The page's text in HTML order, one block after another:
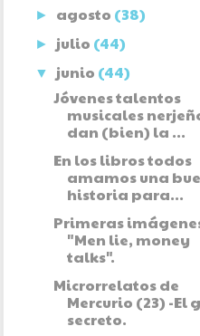
► agosto (38)
► julio (44)
▼ junio (44)
Jóvenes talentos
musicales
dan (bien) la ...
En los libros todos
amamos una
historia para...
Primeras
"Men lie, money
talks".
Microrrelatos de
Mercurio (23) -El
secreto.